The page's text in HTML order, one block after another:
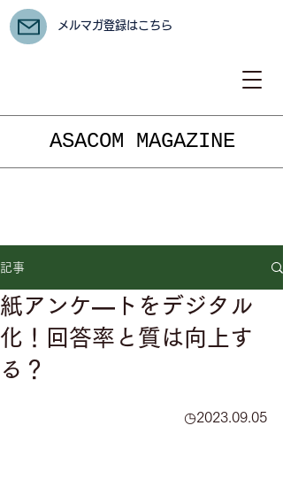
ASACOM MAGAZINE
メルマガ登録はこちら
記事
紙アンケ―トをデジタル
化！回答率と質は向上す
る？
◷2023.09.05